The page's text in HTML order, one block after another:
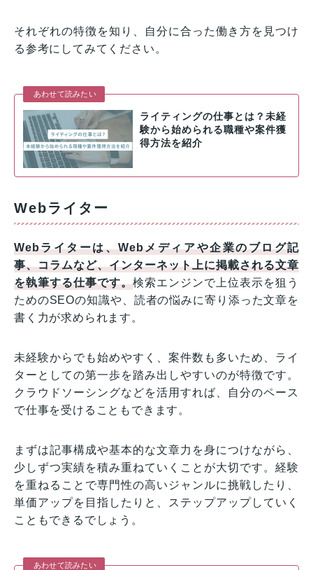
それぞれの特徴を知り、自分に合った働き方を見つけ
る参考にしてみてください。
あわせて読みたい
ライティングの仕事とは？未経
験から始められる職種や案件獲
得方法を紹介
Webライター
Webライターは、Webメディアや企業のブログ記
事、コラムなど、インターネット上に掲載される文章
を執筆する仕事です。検索エンジンで上位表示を狙う
ためのSEOの知識や、読者の悩みに寄り添った文章を
書く力が求められます。
未経験からでも始めやすく、案件数も多いため、ライ
ターとしての第一歩を踏み出しやすいのが特徴です。
クラウドソーシングなどを活用すれば、自分のペース
で仕事を受けることもできます。
まずは記事構成や基本的な文章力を身につけながら、
少しずつ実績を積み重ねていくことが大切です。経験
を重ねることで専門性の高いジャンルに挑戦したり、
単価アップを目指したりと、ステップアップしていく
こともできるでしょう。
あわせて読みたい